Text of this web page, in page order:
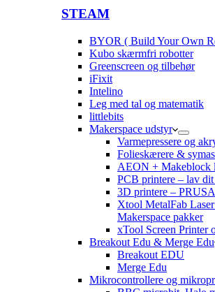
STEAM
BYOR ( Build Your Own
Kubo skærmfri robotter
Greenscreen og tilbehør
iFixit
Intelino
Leg med tal og matematik
littlebits
Makerspace udstyr
Varmepressere og
Folieskærere &
AEON + Makeblock
PCB printere – lav
3D printere –
Xtool MetalFab
Makerspace pakker
xTool Screen Printer
Breakout Edu & Merge Edu
Breakout EDU
Merge Edu
Mikrocontrollere og